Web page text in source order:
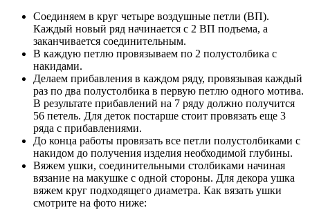
Соединяем в круг четыре воздушные петли (ВП).
Каждый новый ряд начинается с 2 ВП подъема, а
заканчивается соединительным.
В каждую петлю провязываем по 2 полустолбика с
накидами.
Делаем прибавления в каждом ряду, провязывая каждый
раз по два полустолбика в первую петлю одного мотива.
В результате прибавлений на 7 ряду должно получится
56 петель. Для деток постарше стоит провязать еще 3
ряда с прибавлениями.
До конца работы провязать все петли полустолбиками с
накидом до получения изделия необходимой глубины.
Вяжем ушки, соединительными столбиками начиная
вязание на макушке с одной стороны. Для декора ушка
вяжем круг подходящего диаметра. Как вязать ушки
смотрите на фото ниже: